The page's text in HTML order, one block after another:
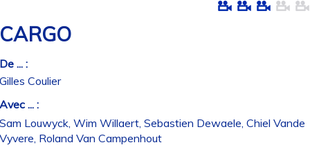
... :
Coulier
... :
Louwyck, Wim Willaert, Sebastien Dewaele, Chiel Vande
Roland Van Campenhout